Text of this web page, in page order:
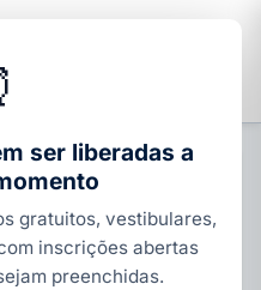
SENAI: vagas
inscrever
ser liberadas a
gratuitos, vestibulares,
inscrições abertas
preenchidas.